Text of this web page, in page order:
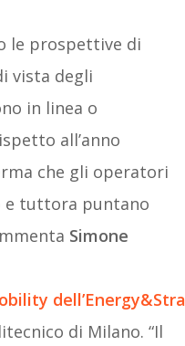
le prospettive di
vista degli
in linea o
all’anno
che gli operatori
e tuttora puntano
Simone
di Milano. “Il